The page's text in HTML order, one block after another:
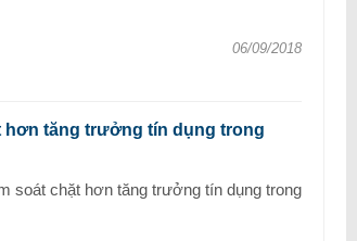
06/09/2018
hơn tăng trưởng tín dụng trong
soát chặt hơn tăng trưởng tín dụng trong